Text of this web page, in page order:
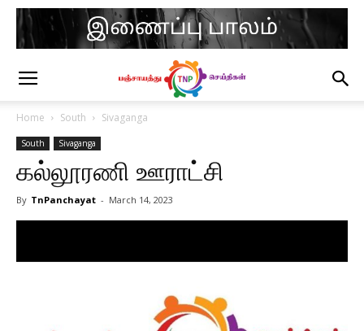
Home South Sivaganga
South Sivaganga
கல்லூரணி ஊராட்சி
By TnPanchayat - March 14, 2023